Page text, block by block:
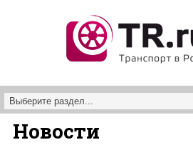
Новости